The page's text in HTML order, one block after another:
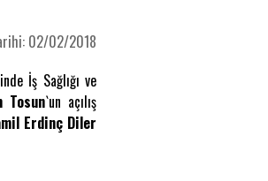
02/02/2018
İş Sağlığı ve
Tosun`un açılış
Erdinç Diler